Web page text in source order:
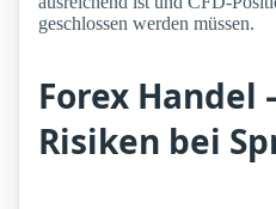
geschlossen werden müssen.
Forex Handel
Risiken bei